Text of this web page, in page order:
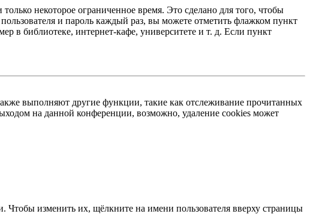
некоторое ограниченное время. Это сделано для того, чтобы
и пароль каждый раз, вы можете отметить флажком пункт
в библиотеке, интернет-кафе, университете и т. д. Если пункт
выполняют другие функции, такие как отслеживание прочитанных
на данной конференции, возможно, удаление cookies может
Чтобы изменить их, щёлкните на имени пользователя вверху страницы